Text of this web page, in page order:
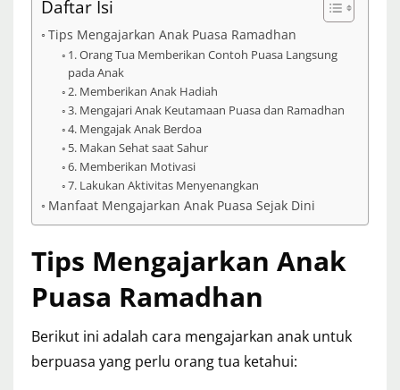
Daftar Isi
Tips Mengajarkan Anak Puasa Ramadhan
1. Orang Tua Memberikan Contoh Puasa Langsung
pada Anak
2. Memberikan Anak Hadiah
3. Mengajari Anak Keutamaan Puasa dan Ramadhan
4. Mengajak Anak Berdoa
5. Makan Sehat saat Sahur
6. Memberikan Motivasi
7. Lakukan Aktivitas Menyenangkan
Manfaat Mengajarkan Anak Puasa Sejak Dini
Tips Mengajarkan Anak
Puasa Ramadhan
Berikut ini adalah cara mengajarkan anak untuk
berpuasa yang perlu orang tua ketahui: